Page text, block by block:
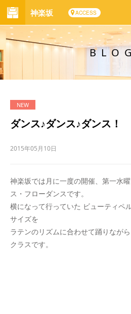
神楽坂 ACCESS
BLOG
ダンス♪ダンス♪ダンス！
2015年05月10日
神楽坂では月に一度の開催、第一水
ス・フローダンスです。
横になって行っていた ビューティペ
サイズを
ラテンのリズムに合わせて踊りなが
クラスです。